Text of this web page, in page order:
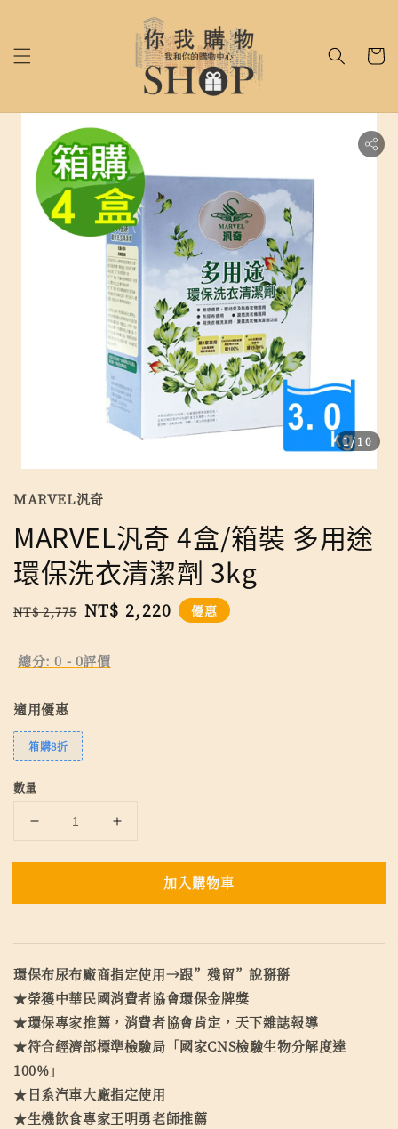
1/10
MARVEL汎奇
MARVEL汎奇 4盒/箱裝 多用途
環保洗衣清潔劑 3kg
Regular
NT$ 2,775 Sale
NT$ 2,220 優惠
總分:0 - 0評價
適用優惠
箱購8折
數量
加入購物車
環保布尿布廠商指定使用→跟”殘留”說掰掰
★榮獲中華民國消費者協會環保金牌獎
★環保專家推薦，消費者協會肯定，天下雜誌報導
★符合經濟部標準檢驗局「國家CNS檢驗生物分解度達
100%」
★日系汽車大廠指定使用
★生機飲食專家王明勇老師推薦